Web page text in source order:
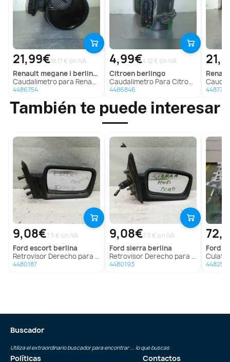
21,99€18.17 € sin IVA
renault megane i berlina hatchback (ba0)
Caudalimetro para Renault Megane I Berlina Hatchback (Ba0)
4486754
4,99€4.12 € sin IVA
citroen berlingo
Caudalimetro Para Citroen Berlingo
4486846
Caudalimetro
4487776
También te puede interesar
9,08€7.5 € sin IVA
ford escort berlina
Retrovisor Derecho para Ford Escort Berlina
4480187
9,08€7.5 € sin IVA
ford sierra berlina
Retrovisor Derecho para Ford Sierra Berlina
4480193
ford
Culata
Buscador
Utiliza el extraordinario buscador para encontrar ... lo que buscas
Políticas Contactos